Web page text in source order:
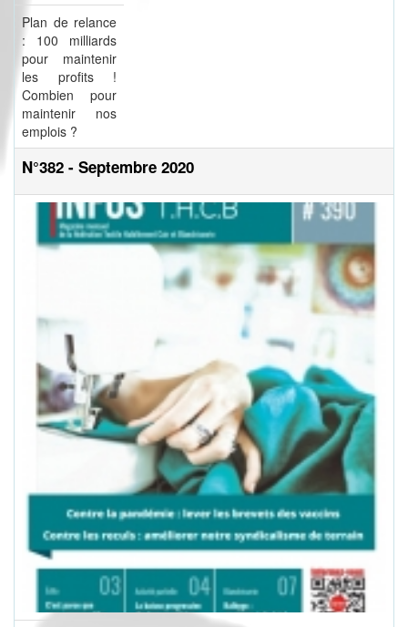
Plan de relance
: 100 milliards
pour maintenir
les profits !
Combien pour
maintenir nos
emplois ?
N°382 - Septembre 2020